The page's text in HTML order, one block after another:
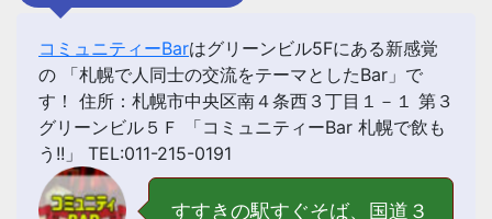
コミュニティーBarはグリーンビル5Fにある新感覚
の 「札幌で人同士の交流をテーマとしたBar 」で
す！ 住所：札幌市中央区南４条西３丁目１－１ 第３
グリーンビル５Ｆ 「コミュニティーBar 札幌で飲も
う!!」 TEL:011-215-0191
すすきの駅すぐそば、国道３